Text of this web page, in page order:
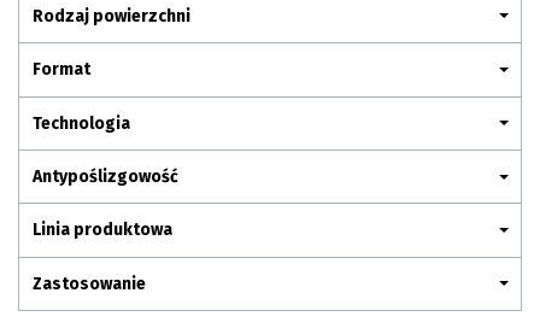
Rodzaj powierzchni
Format
Technologia
Antypoślizgowość
Linia produktowa
Zastosowanie
Komunikacja z akcjonariuszami